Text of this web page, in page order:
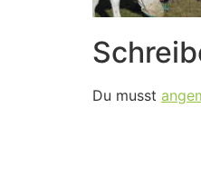
Du musst